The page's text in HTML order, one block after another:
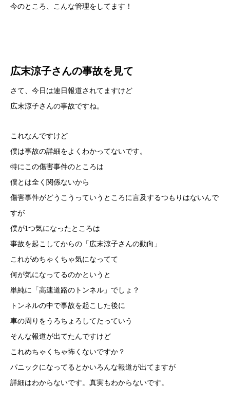
今のところ、こんな管理をしてます！
広末涼子さんの事故を見て
さて、今日は連日報道されてますけど
広末涼子さんの事故ですね。
これなんですけど
僕は事故の詳細をよくわかってないです。
特にこの傷害事件のところは
僕とは全く関係ないから
傷害事件がどうこうっていうところに言及するつもりはないんで
すが
僕が1つ気になったところは
事故を起こしてからの「広末涼子さんの動向」
これがめちゃくちゃ気になってて
何が気になってるのかというと
単純に「高速道路のトンネル」でしょ？
トンネルの中で事故を起こした後に
車の周りをうろちょろしてたっていう
そんな報道が出てたんですけど
これめちゃくちゃ怖くないですか？
パニックになってるとかいろんな報道が出てますが
詳細はわからないです。真実もわからないです。